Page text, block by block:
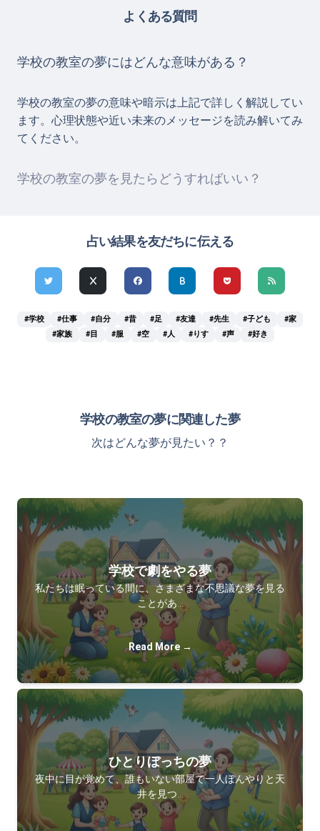
よくある質問
学校の教室の夢にはどんな意味がある？
学校の教室の夢の意味や暗示は上記で詳しく解説してい
ます。心理状態や近い未来のメッセージを読み解いてみ
てください。
学校の教室の夢を見たらどうすればいい？
占い結果を友だちに伝える
#学校 #仕事 #自分 #昔 #足 #友達 #先生 #子ども
#家
#家族
#目 #服 #空 #人 #りす #声 #好き
学校の教室の夢に関連した夢
次はどんな夢が見たい？？
学校で劇をやる夢
私たちは眠っている間に、さまざまな不思議な夢を見る
ことがあ…
Read More →
ひとりぼっちの夢
夜中に目が覚めて、誰もいない部屋で一人ぼんやりと天
井を見つ…